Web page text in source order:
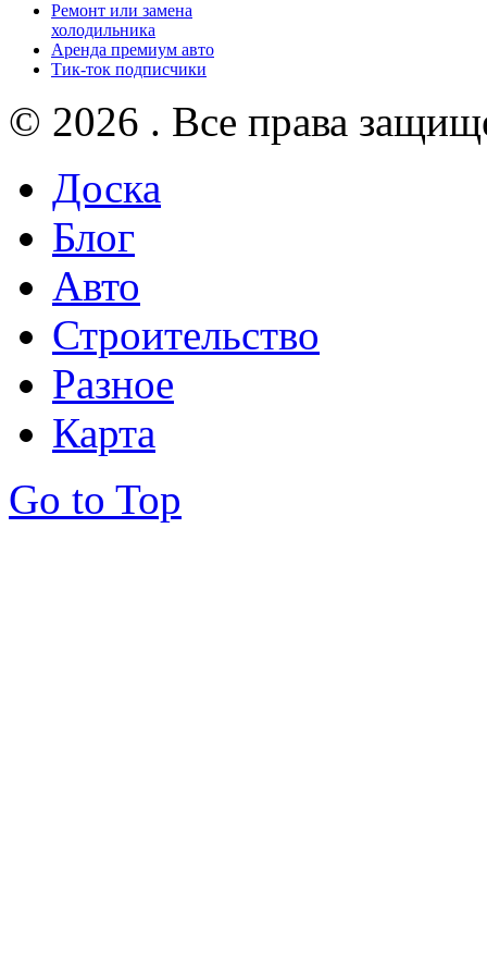
Ремонт или замена
холодильника
Аренда премиум авто
Тик-ток подписчики
© 2026 . Все права
Доска
Блог
Авто
Строительство
Разное
Карта
Go to Top